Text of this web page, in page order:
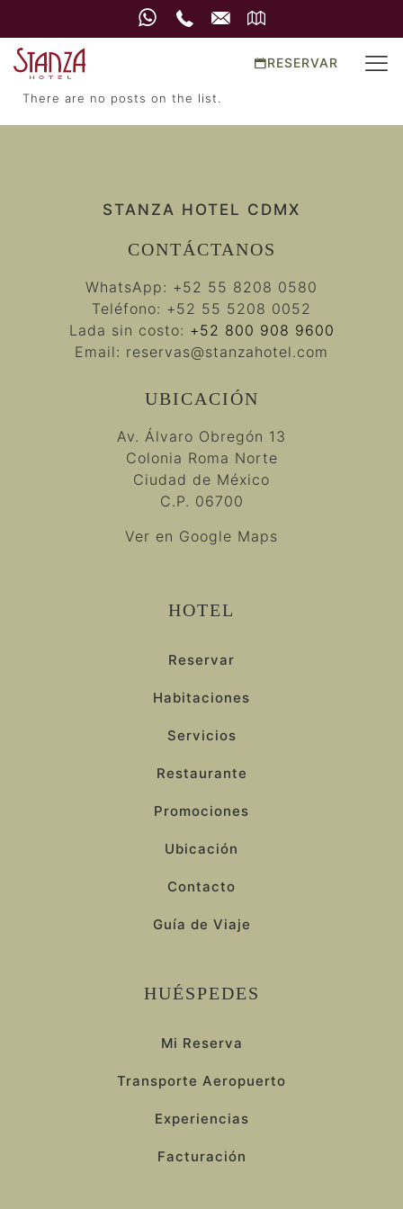
RESERVAR
There are no posts on the list.
STANZA HOTEL CDMX
CONTÁCTANOS
WhatsApp: +52 55 8208 0580
Teléfono: +52 55 5208 0052
Lada sin costo: +52 800 908 9600
Email: reservas@stanzahotel.com
UBICACIÓN
Av. Álvaro Obregón 13
Colonia Roma Norte
Ciudad de México
C.P. 06700
Ver en Google Maps
HOTEL
Reservar
Habitaciones
Servicios
Restaurante
Promociones
Ubicación
Contacto
Guía de Viaje
HUÉSPEDES
Mi Reserva
Transporte Aeropuerto
Experiencias
Facturación